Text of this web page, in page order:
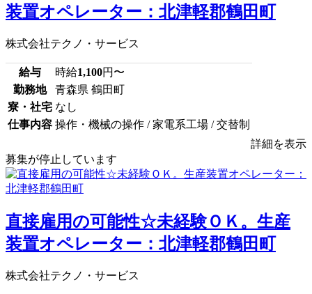
装置オペレーター：北津軽郡鶴田町
株式会社テクノ・サービス
給与 時給1,100円〜
勤務地
青森県 鶴田町
寮・社宅 なし
仕事内容 操作・機械の操作 / 家電系工場 / 交替制
詳細を表示
募集が停止しています
直接雇用の可能性☆未経験ＯＫ。生産
装置オペレーター：北津軽郡鶴田町
株式会社テクノ・サービス